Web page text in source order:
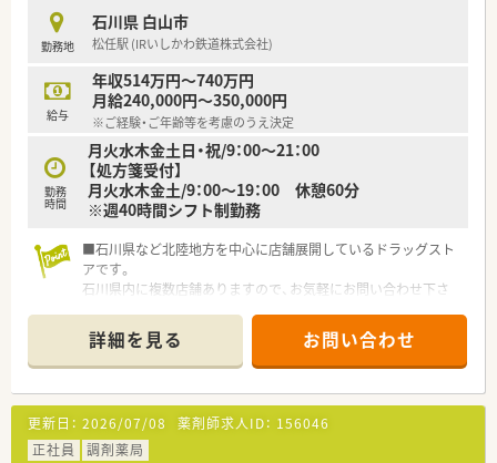
薬局として地域医療に貢献しています。
【募集背景と求める人物像について】
■地域医療への貢献をさらに深めるための増員募集となってお
り、正社員として長く活躍できる方を歓迎します。
■他エリアへの応援業務にも柔軟に対応していただける方を求
めており、フットワーク軽く動ける方に最適です。
■仕事もプライベートも充実させるという社風に共感し、チーム
ワークを大切にしながら働ける方を募集します。
【こんな取り組みをしています】
く居宅や施設への訪問指導に力を入れています。
■従業員が心身ともに健康で働けるように、平日の早めの終業や
残業時間の削減に向けた業務効率化を進めています。
■社内イベントの定期的な開催を通じて、部署や店舗の垣根を越
えたコミュニケーションの活性化を図っています。
勤務地
石川県 白山市
松任駅 (IRいしかわ鉄道株式会社)
給与
年収514万円～740万円
月給240,000円～350,000円
※ご経験・ご年齢等を考慮のうえ決定
勤務
時間
月火水木金土日・祝/9：00～21：00
【処方箋受付】
月火水木金土/9：00～19：00 休憩60分
※週40時間シフト制勤務
■石川県など北陸地方を中心に店舗展開しているドラッグスト
アです。
石川県内に複数店舗ありますので、お気軽にお問い合わせ下さ
詳細を見る お問い合わせ
更新日： 2026/07/08 薬剤師求人ID： 156046
正社員
調剤薬局